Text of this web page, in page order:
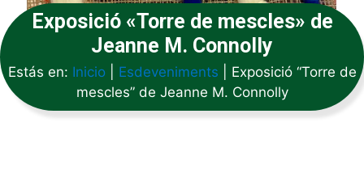
Exposició «Torre de mescles» de
Jeanne M. Connolly
Estás en: Inicio| Esdeveniments
Exposició “Torre de
mescles” de Jeanne M. Connolly